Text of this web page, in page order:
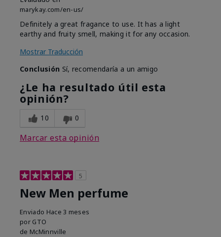
marykay.com/en-us/
Definitely a great fragance to use. It has a light
earthy and fruity smell, making it for any occasion.
Mostrar Traducción
Conclusión Sí, recomendaría a un amigo
¿Le ha resultado útil esta
opinión?
10 0
Marcar esta opinión
5
New Men perfume
Enviado Hace 3 meses
por GTO
de McMinnville